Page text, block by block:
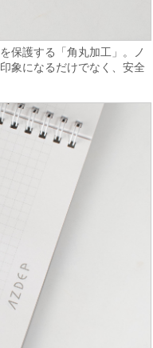
保護する「角丸加工」。ノ
象になるだけでなく、安全